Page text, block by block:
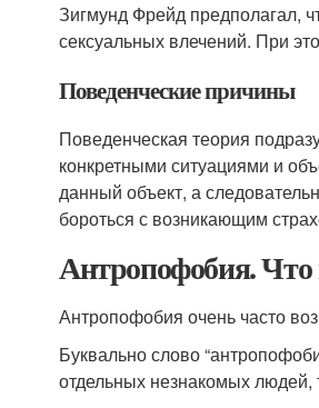
Зигмунд Фрейд предполагал,
сексуальных влечений. При
Поведенческие причины
Поведенческая теория
конкретными ситуациями и
данный объект, а
бороться с возникающим
Антропофобия. Что
Антропофобия очень часто
Буквально слово
отдельных незнакомых людей,